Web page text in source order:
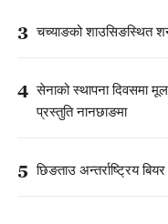
3 चच्याङको शाउसिङस्थित शन
4 सेनाको स्थापना दिवसमा
प्रस्तुति नानछाङमा
5 छिङताउ अन्तर्राष्ट्रिय